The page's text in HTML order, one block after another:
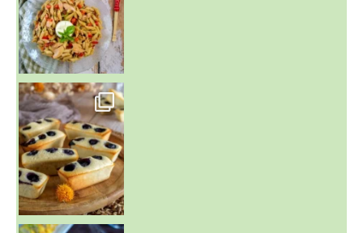
~ FINANCIERS MYRTILLES ET CITRON ~
Aujourd'hu